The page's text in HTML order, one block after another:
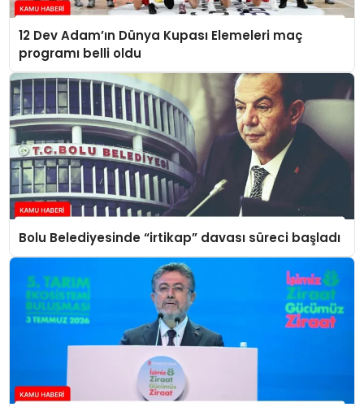
12 Dev Adam’ın Dünya Kupası Elemeleri maç
programı belli oldu
Bolu Belediyesinde “irtikap” davası süreci başladı